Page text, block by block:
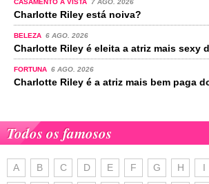
Charlotte Riley está noiva?
BELEZA 6 AGO. 2026
Charlotte Riley é eleita a atriz mais sexy
FORTUNA 6 AGO. 2026
Charlotte Riley é a atriz mais bem paga
Todos os famosos
A B C D E F G H I